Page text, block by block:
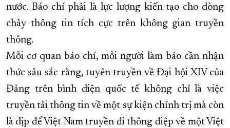
nước. Báo chí phải là lực lượng kiến tạo cho dòng
chảy thông tin tích cực trên không gian truyền
thông.
Mỗi cơ quan báo chí, mỗi người làm báo cần nhận
thức sâu sắc rằng, tuyên truyền về Đại hội XIV của
Đảng trên bình diện quốc tế không chỉ là việc
truyền tải thông tin về một sự kiện chính trị mà còn
là dịp để Việt Nam truyền đi thông điệp về một Việt